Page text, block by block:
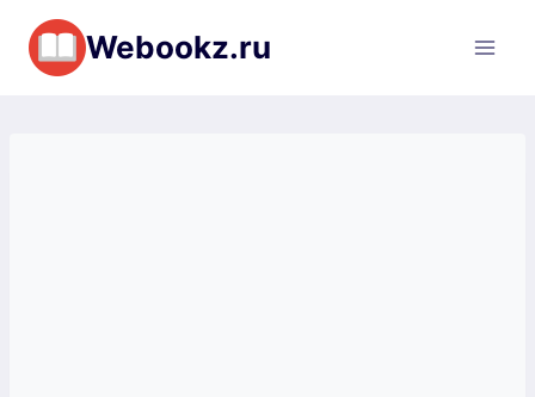
Перейти
содержимому
Webookz.ru